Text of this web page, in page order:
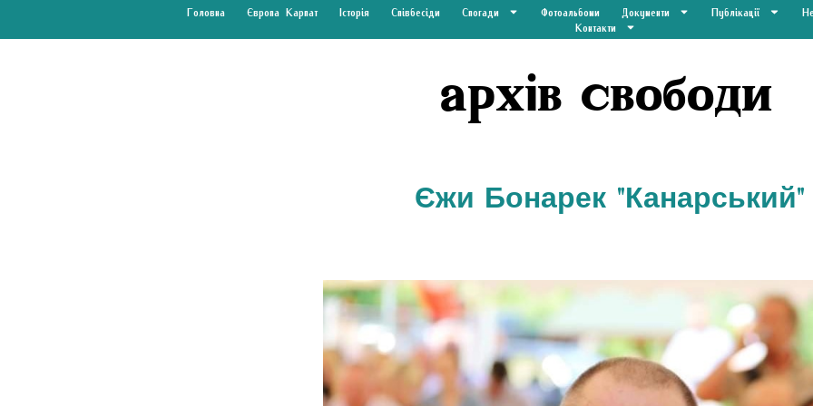
Головна Європа Карпат Історія Співбесіди Спогади Фотоальбоми Документи Публікації
Контакти
архів свободи
Єжи Бонарек "Канарський"